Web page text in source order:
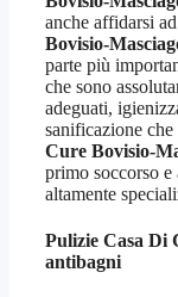
anche affidarsi
Bovisio-
parte più
che sono
adeguati,
sanificazione
Cure Bovisio-
primo soccorso e
altamente
Pulizie Casa Di
antibagni